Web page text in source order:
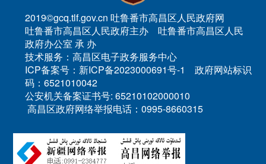
2019©gcq.tlf.gov.cn 吐鲁番市高昌区人民政府网
吐鲁番市高昌区人民政府主办 吐鲁番市高昌区人民
政府办公室 承 办
技术服务：高昌区电子政务服务中心
ICP备案号：新ICP备2023000691号-1 政府网站标识
码：6521010042
公安机关备案证书号: 65210102000010
高昌区政府网络举报电话：0995-8660315